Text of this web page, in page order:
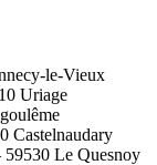
le-Vieux
Uriage
Castelnaudary
59530 Le Quesnoy